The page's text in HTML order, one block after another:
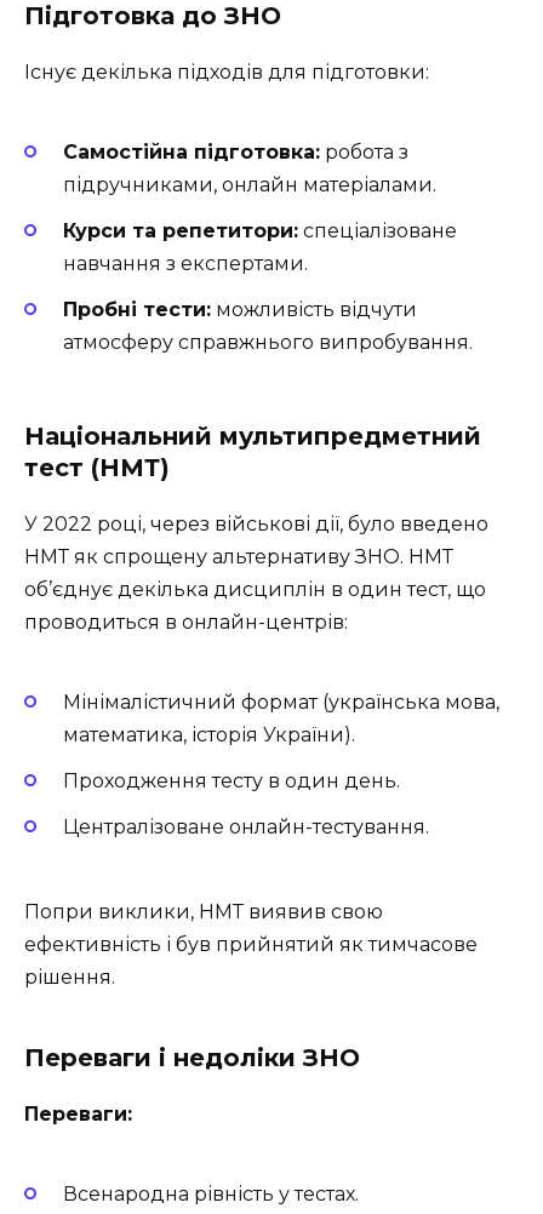
Підготовка до ЗНО
Існує декілька підходів для підготовки:
Самостійна підготовка: робота з
підручниками, онлайн матеріалами.
Курси та репетитори: спеціалізоване
навчання з експертами.
Пробні тести: можливість відчути
атмосферу справжнього випробування.
Національний мультипредметний
тест (НМТ)
У 2022 році, через військові дії, було введено
НМТ як спрощену альтернативу ЗНО. НМТ
об’єднує декілька дисциплін в один тест, що
проводиться в онлайн-центрів:
Мінімалістичний формат (українська мова,
математика, історія України).
Проходження тесту в один день.
Централізоване онлайн-тестування.
Попри виклики, НМТ виявив свою
ефективність і був прийнятий як тимчасове
рішення.
Переваги і недоліки ЗНО
Переваги:
Всенародна рівність у тестах.